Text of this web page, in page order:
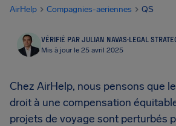
AirHelp Compagnies-aeriennes QS
VÉRIFIÉ PAR JULIAN NAVAS·LEGAL
Mis à jour le 25 avril 2025
Chez AirHelp, nous pensons que
droit à une compensation
projets de voyage sont perturbés